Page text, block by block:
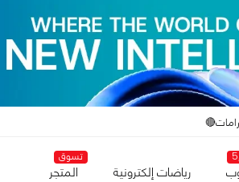
رياضات إلكترونية
تسوق
المتجر